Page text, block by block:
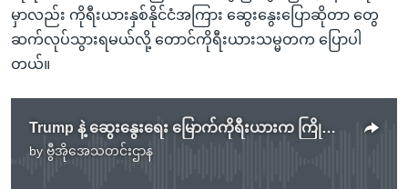
မှာလည်း ကိုရီးယားနှစ်နိုင်ငံအကြား ဆွေးနွေးပြောဆိုတာ တွေ
ဆက်လုပ်သွားရမယ်လို့ တောင်ကိုရီးယားသမ္မတက ပြောပါ
တယ်။
Trump နဲ့ ဆွေးနွေးရေး မြောက်ကိုရီးယားက ကြိုတင် စည်းကမ်းသတ်မှတ်ခြင်း မရှိ
by ဗွီအိုအေသတင်းဌာန
No media source currently available